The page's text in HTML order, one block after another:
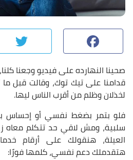
صحينا النهارده على فيديو وجعنا
قدامنا على تيك توك، وقالت قبل
لخذلان وظلم من أقرب الناس ليها.
فلو بتمر بضغط نفسي أو إحساس
سلبية، ومش لاقي حد تتكلم
العيلة، هنقولك على أرقام
هتقدملك دعم نفسي، كلمها فورًا: